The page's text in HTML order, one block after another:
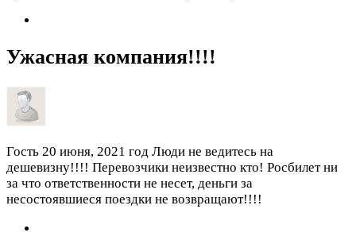
Ужасная компания!!!!
Гость 20 июня, 2021 год Люди не ведитесь на
дешевизну!!!! Перевозчики неизвестно кто! Росбилет ни
за что ответственности не несет, деньги за
несостоявшиеся поездки не возвращают!!!!